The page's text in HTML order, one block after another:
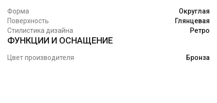
Форма
Округлая
Поверхность
Глянцевая
Стилистика дизайна
Ретро
ФУНКЦИИ И ОСНАЩЕНИЕ
Цвет производителя Бронза